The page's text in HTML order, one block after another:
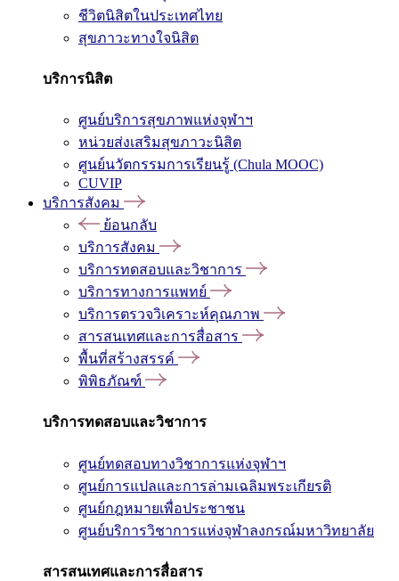
ชีวิตนิสิตในประเทศไทย
สุขภาวะทางใจนิสิต
บริการนิสิต
ศูนย์บริการสุขภาพแห่งจุฬาฯ
หน่วยส่งเสริมสุขภาวะนิสิต
ศูนย์นวัตกรรมการเรียนรู้ (Chula MOOC)
CUVIP
บริการสังคม
ย้อนกลับ
บริการสังคม
บริการทดสอบและวิชาการ
บริการทางการแพทย์
บริการตรวจวิเคราะห์คุณภาพ
สารสนเทศและการสื่อสาร
พื้นที่สร้างสรรค์
พิพิธภัณฑ์
บริการทดสอบและวิชาการ
ศูนย์ทดสอบทางวิชาการแห่งจุฬาฯ
ศูนย์การแปลและการล่ามเฉลิมพระเกียรติ
ศูนย์กฎหมายเพื่อประชาชน
ศูนย์บริการวิชาการแห่งจุฬาลงกรณ์มหาวิทยาลัย
สารสนเทศและการสื่อสาร